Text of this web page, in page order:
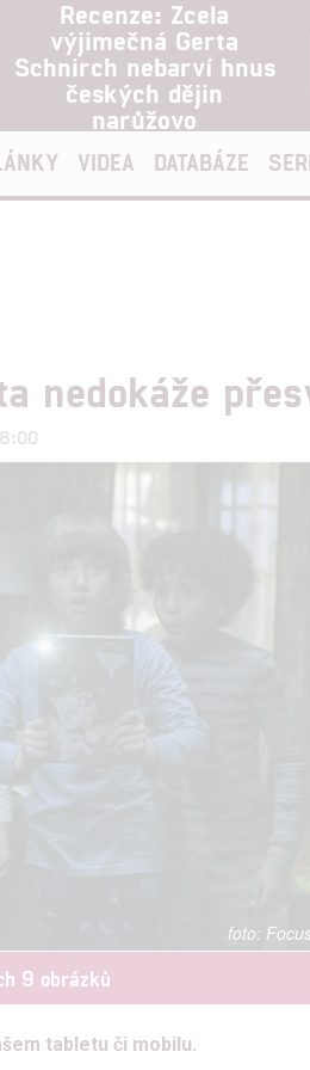
Recenze: Zcela
výjimečná Gerta
Schnirch nebarví hnus
českých dějin
narůžovo
VIDEA DATABÁZE
nedokáže
9 obrázků
tabletu či mobilu.